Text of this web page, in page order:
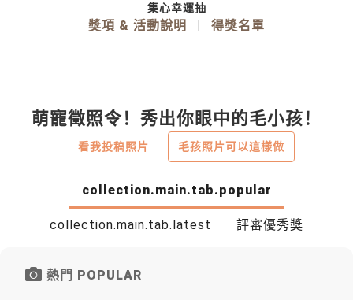
獎項 & 活動說明 | 得獎名單
集心幸運抽
萌寵徵照令！秀出你眼中的毛小孩！
看我投稿照片 毛孩照片可以這樣做
collection.main.tab.popular
collection.main.tab.latest 評審優秀獎
熱門 POPULAR